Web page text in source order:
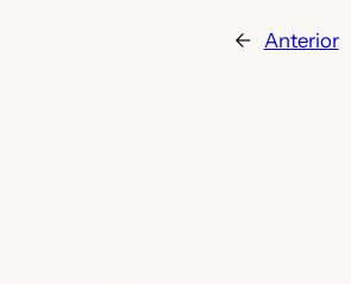
← Anterior